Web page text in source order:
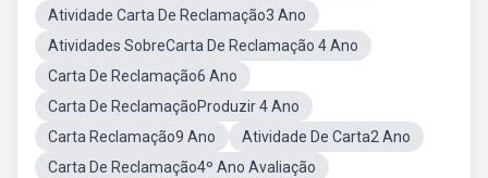
Atividade Carta De Reclamação3 Ano
Atividades SobreCarta De Reclamação 4 Ano
Carta De Reclamação6 Ano
Carta De ReclamaçãoProduzir 4 Ano
Carta Reclamação9 Ano
Atividade De Carta2 Ano
Carta De Reclamação4º Ano Avaliação